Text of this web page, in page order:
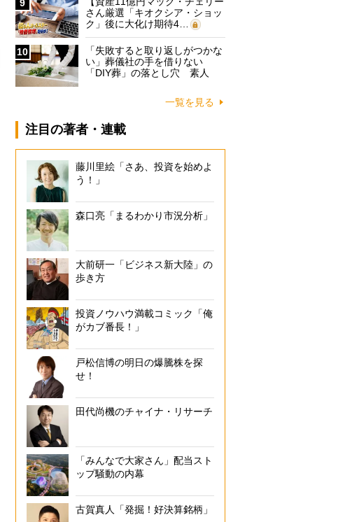
9
さん厳選「キオクシア・ショッ
ク」後に大化け期待4…
10
「失敗すると取り返しがつかな
い」葬儀社の手を借りない
「DIY葬」の落とし穴 素人
一覧を見る
注目の著者・連載
藤川里絵「さあ、投資を始めよ
う！」
森口亮「まるわかり市況分析」
大前研一「ビジネス新大陸」の
歩き方
投資ノウハウ満載コミック「俺
がカブ番長！」
戸松信博の明日の爆騰株を探
せ！
田代尚機のチャイナ・リサーチ
「みんなで大家さん」配当スト
ップ騒動の内幕
古賀真人「発掘！好決算銘柄」